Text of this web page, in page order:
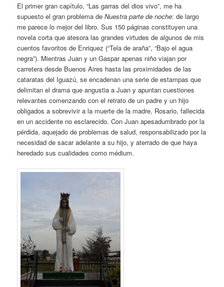
El primer gran capítulo, “Las garras del dios vivo”, me ha
supuesto el gran problema deNuestra parte de noche: de largo
me parece lo mejor del libro. Sus 150 páginas constituyen una
novela corta que atesora las grandes virtudes de algunos de mis
cuentos favoritos de Enriquez (“Tela de araña”, “Bajo el agua
negra”). Mientras Juan y un Gaspar apenas niño viajan por
carretera desde Buenos Aires hasta las proximidades de las
cataratas del Iguazú, se encadenan una serie de estampas que
delimitan el drama que angustia a Juan y apuntan cuestiones
relevantes comenzando con el retrato de un padre y un hijo
obligados a sobrevivir a la muerte de la madre, Rosario, fallecida
en un accidente no esclarecido. Con Juan apesadumbrado por la
pérdida, aquejado de problemas de salud, responsabilizado por la
necesidad de sacar adelante a su hijo, y aterrado de que haya
heredado sus cualidades como médium.